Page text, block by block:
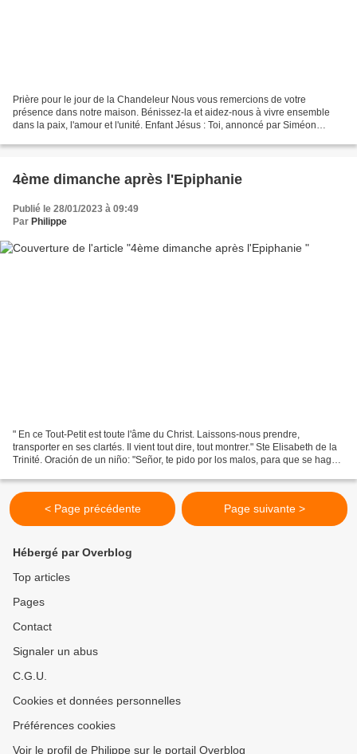
Prière pour le jour de la Chandeleur Nous vous remercions de votre
présence dans notre maison. Bénissez-la et aidez-nous à vivre ensemble
dans la paix, l'amour et l'unité. Enfant Jésus : Toi, annoncé par Siméon
4ème dimanche après l'Epiphanie
Publié le 28/01/2023 à 09:49
Par Philippe
" En ce Tout-Petit est toute l'âme du Christ. Laissons-nous prendre,
transporter en ses clartés. Il vient tout dire, tout montrer." Ste Elisabeth de la
Trinité. Oración de un niño: "Señor, te pido por los malos, para que se hagan
< Page précédente Page suivante >
Hébergé par Overblog
Top articles
Pages
Contact
Signaler un abus
C.G.U.
Cookies et données personnelles
Préférences cookies
Voir le profil de Philippe sur le portail Overblog